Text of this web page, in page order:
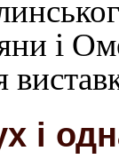
і
і